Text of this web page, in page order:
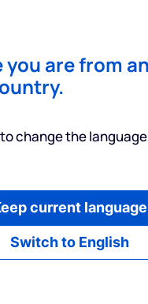
Servicios
Español
de
en Polonia
you are from
change the
Switch to English
current language